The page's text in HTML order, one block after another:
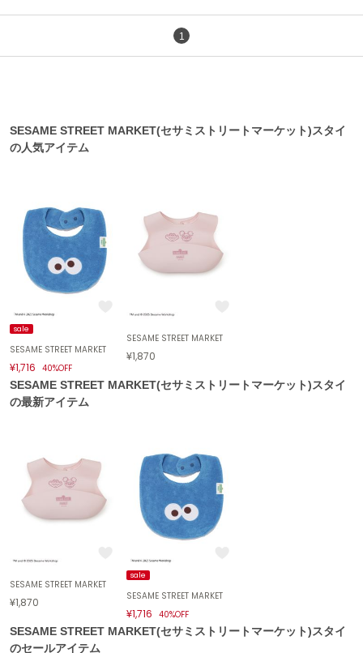
(124)
ànuke
Ballelite
バレリット
Barbour
バブアー
Beyond Closet
ビヨンドクローゼット
Calvin Klein
CELFORD
セルフォード
Clarks Premium
クラークス
COLE HAAN
コール ハーン
CONVERSE
コンバース
1
SESAME STREET MARKET(セサミストリートマーケット)スタイ
の人気アイテム
sale
SESAME STREET MARKET
¥1,716 40%OFF
SESAME STREET MARKET
¥1,870
SESAME STREET MARKET(セサミストリートマーケット)スタイ
の最新アイテム
SESAME STREET MARKET
¥1,870
sale
SESAME STREET MARKET
¥1,716 40%OFF
SESAME STREET MARKET(セサミストリートマーケット)スタイ
のセールアイテム